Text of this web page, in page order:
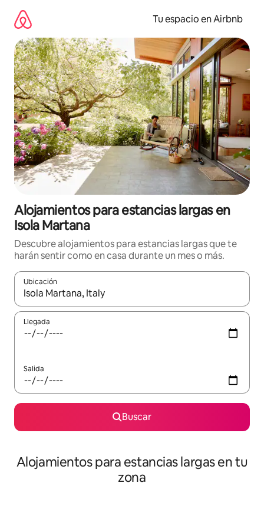
contenido
Tu espacio en Airbnb
Alojamientos para estancias largas en
Isola Martana
Descubre alojamientos para estancias largas que te
harán sentir como en casa durante un mes o más.
Ubicación
Cuando los resultados estén disponibles, podrás navegar
Llegada
Salida
Buscar
Alojamientos para estancias largas en tu
zona